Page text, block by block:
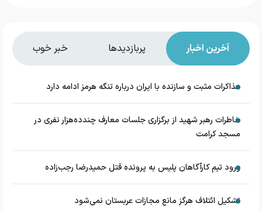
آخرین اخبار پربازدیدها خبر خوب
مذاکرات مثبت و سازنده با ایران درباره تنگه هرمز ادامه دارد
خاطرات رهبر شهید از برگزاری جلسات معارف چندده‌هزار نفری در
مسجد کرامت
ورود تیم کارآگاهان پلیس به پرونده قتل حمیدرضا رجب‌زاده
تشکیل ائتلاف هرگز مانع مجازات عربستان نمی‌شود